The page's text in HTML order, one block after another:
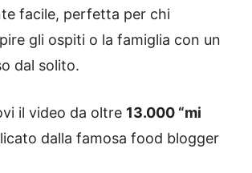
facile, perfetta per chi
gli ospiti o la famiglia con un
dal solito.
il video da oltre 13.000 “mi
dalla famosa food blogger